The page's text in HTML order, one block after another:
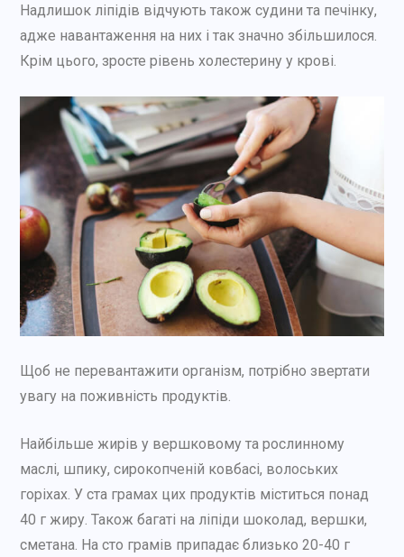
Надлишок ліпідів відчують також судини та печінку,
адже навантаження на них і так значно збільшилося.
Крім цього, зросте рівень холестерину у крові.
Щоб не перевантажити організм, потрібно звертати
увагу на поживність продуктів.
Найбільше жирів у вершковому та рослинному
маслі, шпику, сирокопченій ковбасі, волоських
горіхах. У ста грамах цих продуктів міститься понад
40 г жиру. Також багаті на ліпіди шоколад, вершки,
сметана. На сто грамів припадає близько 20-40 г